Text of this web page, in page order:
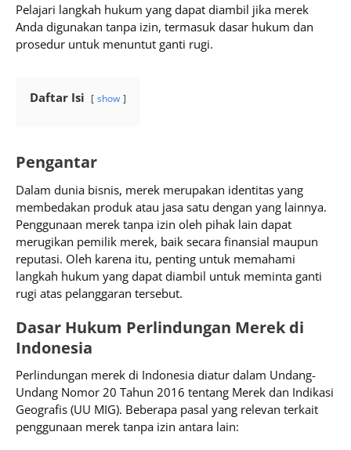
Pelajari langkah hukum yang dapat diambil jika merek
Anda digunakan tanpa izin, termasuk dasar hukum dan
prosedur untuk menuntut ganti rugi.
Daftar Isi show
Pengantar
Dalam dunia bisnis, merek merupakan identitas yang
membedakan produk atau jasa satu dengan yang lainnya.
Penggunaan merek tanpa izin oleh pihak lain dapat
merugikan pemilik merek, baik secara finansial maupun
reputasi. Oleh karena itu, penting untuk memahami
langkah hukum yang dapat diambil untuk meminta ganti
rugi atas pelanggaran tersebut.
Dasar Hukum Perlindungan Merek di
Indonesia
Perlindungan merek di Indonesia diatur dalam Undang-
Undang Nomor 20 Tahun 2016 tentang Merek dan Indikasi
Geografis (UU MIG). Beberapa pasal yang relevan terkait
penggunaan merek tanpa izin antara lain: